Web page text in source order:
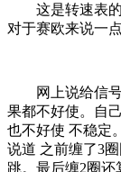
这是转速表的
对于赛欧来说一
网上说给信号
果都不好使。自
也不好使 不稳定
说道 之前缠了3
跳。最后缠2圈